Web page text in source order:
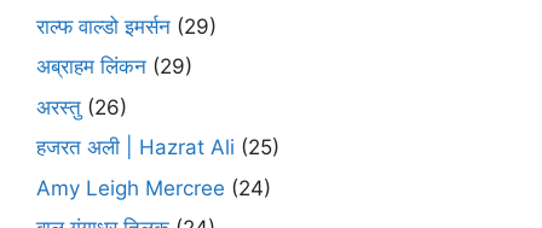
राल्फ वाल्डो इमर्सन (29)
अब्राहम लिंकन (29)
अरस्तु (26)
हजरत अली | Hazrat Ali (25)
Amy Leigh Mercree (24)